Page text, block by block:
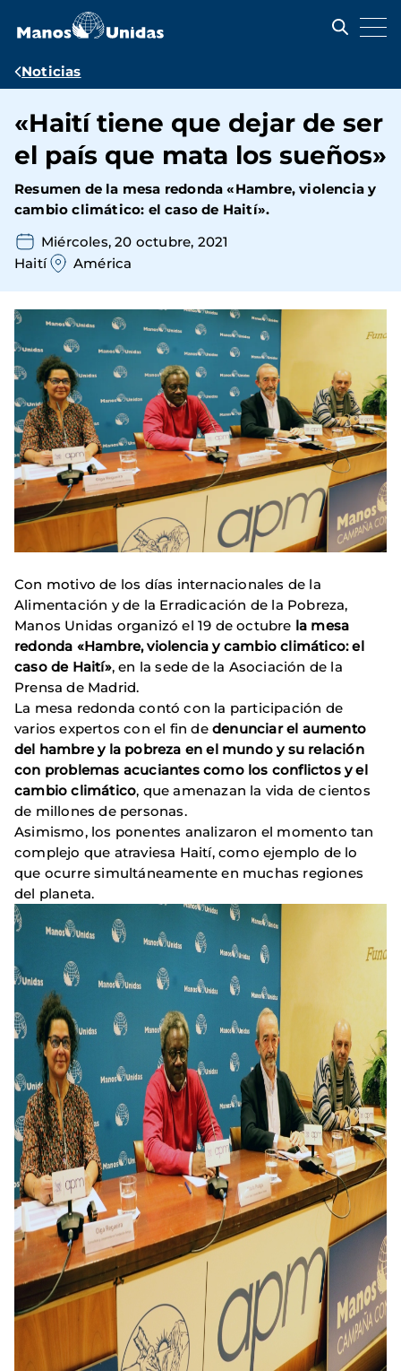
contenido
Ruta
navegación
Noticias
«Haití tiene que dejar de ser
el país que mata los sueños»
Resumen de la mesa redonda «Hambre, violencia y
cambio climático: el caso de Haití».
Miércoles, 20 octubre, 2021
Haití
América
Con motivo de los días internacionales de la
Alimentación y de la Erradicación de la Pobreza,
Manos Unidas organizó el 19 de octubre la mesa
redonda «Hambre, violencia y cambio climático: el
caso de Haití», en la sede de la Asociación de la
Prensa de Madrid.
La mesa redonda contó con la participación de
varios expertos con el fin de denunciar el aumento
del hambre y la pobreza en el mundo y su relación
con problemas acuciantes como los conflictos y el
cambio climático, que amenazan la vida de cientos
de millones de personas.
Asimismo, los ponentes analizaron el momento tan
complejo que atraviesa Haití, como ejemplo de lo
que ocurre simultáneamente en muchas regiones
del planeta.